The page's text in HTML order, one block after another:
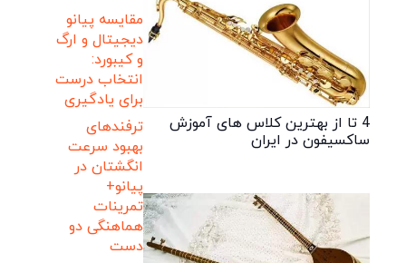
4 تا از بهترین کلاس های آموزش
ساکسیفون در ایران
مقایسه پیانو
دیجیتال و ارگ
و کیبورد:
انتخاب درست
برای یادگیری
ترفندهای
بهبود سرعت
انگشتان در
پیانو+
تمرینات
هماهنگی دو
دست